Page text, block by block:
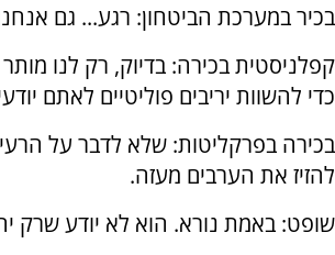
בכיר במערכת הביטחון: רגע... גם
קפלניסטית בכירה: בדיוק, רק לנו
כדי להשוות יריבים פוליטיים לאתם
בכירה בפרקליטות: שלא לדבר על
להזיז את הערבים מעזה.
שופט: באמת נורא. הוא לא יודע שרק